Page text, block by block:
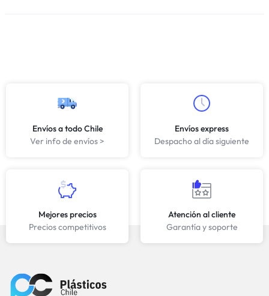
Envíos a todo Chile
Ver info de envíos >
Envíos express
Despacho al día siguiente
Mejores precios
Precios competitivos
Atención al cliente
Garantía y soporte